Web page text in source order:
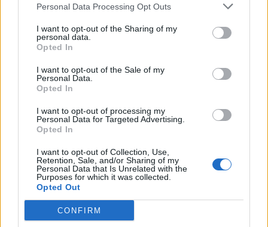
Personal Data Processing Opt Outs
I want to opt-out of the Sharing of my
personal data.
Opted In
I want to opt-out of the Sale of my
Personal Data.
Opted In
I want to opt-out of processing my
Personal Data for Targeted Advertising.
Opted In
I want to opt-out of Collection, Use,
Retention, Sale, and/or Sharing of my
Personal Data that Is Unrelated with the
Purposes for which it was collected.
Opted Out
CONFIRM
Λακωνία: Ο Δημήτρης Μανιατάκος ακούει
αλλά δεν μιλάει – Θα είναι υποψήφιος
δήμαρχος Ευρώτα;
06/08/2026 13:10